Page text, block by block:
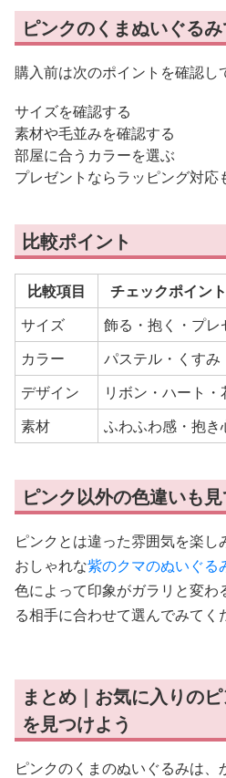
ピンクのくまぬいぐる
購入前は次のポイントを確認し
サイズを確認する
素材や毛並みを確認する
部屋に合うカラーを選ぶ
プレゼントならラッピング対応
比較ポイント
比較項目
チェックポイント
サイズ
飾る・抱く・プ
カラー
パステル・くす
デザイン
リボン・ハート・
素材
ふわふわ感・抱き
ピンク以外の色違いも
ピンクとは違った雰囲気を楽し
おしゃれな紫のクマのぬいぐる
色によって印象がガラリと変
る相手に合わせて選んでみてく
まとめ｜お気に入りの
を見つけよう
ピンクのくまのぬいぐるみは